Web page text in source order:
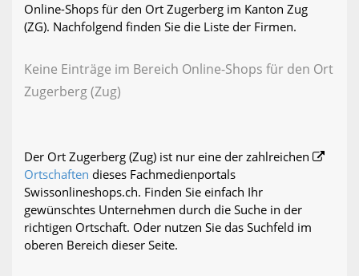
Online-Shops für den Ort Zugerberg im Kanton Zug
(ZG). Nachfolgend finden Sie die Liste der Firmen.
Keine Einträge im Bereich Online-Shops für den Ort
Zugerberg (Zug)
Der Ort Zugerberg (Zug) ist nur eine der zahlreichen
Ortschaften dieses Fachmedienportals
Swissonlineshops.ch. Finden Sie einfach Ihr
gewünschtes Unternehmen durch die Suche in der
richtigen Ortschaft. Oder nutzen Sie das Suchfeld im
oberen Bereich dieser Seite.